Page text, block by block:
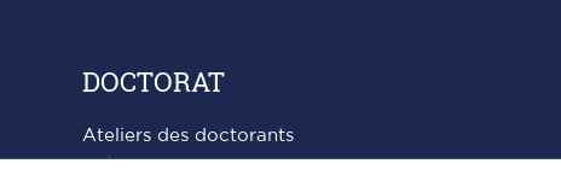
DOCTORAT
Ateliers des doctorants